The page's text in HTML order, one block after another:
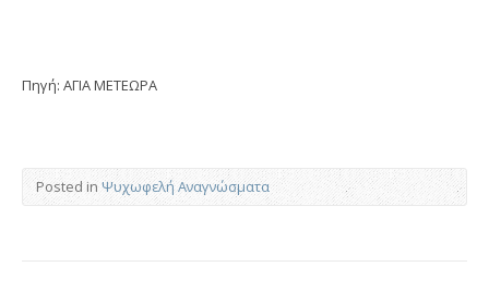
Πηγή: ΑΓΙΑ ΜΕΤΕΩΡΑ
Posted in Ψυχωφελή Αναγνώσματα